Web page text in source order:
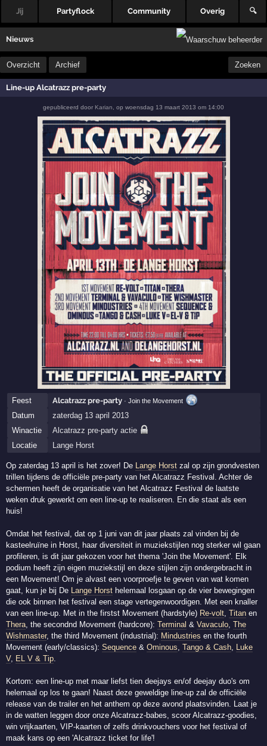
Jij Partyflock Community Overig 🔍
Nieuws
Overzicht Archief Zoeken
Line-up Alcatrazz pre-party
gepubliceerd door Karian op woensdag 13 maart 2013 om 14:00
Feest Alcatrazz pre-party · Join the Movement
Datum
zaterdag 13 april 2013
Winactie
Alcatrazz pre-party actie
Locatie
Lange Horst
Op zaterdag 13 april is het zover! De Lange Horst zal op zijn grondvesten
trillen tijdens de officiële pre-party van het Alcatrazz Festival. Achter de
schermen heeft de organisatie van het Alcatrazz Festival de laatste
weken druk gewerkt om een line-up te realiseren. En die staat als een
huis!
Omdat het festival, dat op 1 juni van dit jaar plaats zal vinden bij de
kasteelruïne in Horst, haar diversiteit in muziekstijlen nog sterker wil gaan
profileren, is dit jaar gekozen voor het thema 'Join the Movement'. Elk
podium heeft zijn eigen muziekstijl en deze stijlen zijn ondergebracht in
een Movement! Om je alvast een voorproefje te geven van wat komen
gaat, kun je bij De Lange Horst helemaal losgaan op de vier bewegingen
die ook binnen het festival een stage vertegenwoordigen. Met een knaller
van een line-up. Met in the firstst Movement (hardstyle) Re-volt ,Titan en
Thera , the secondnd Movement (hardcore):Terminal &Vavaculo ,The
Wishmaster, the third Movement (industrial): Mindustries en the fourth
Movement (early/classics):Sequence &Ominous ,Tango & Cash Luke
V, EL V & Tip
Kortom: een line-up met maar liefst tien deejays en/of deejay duo's om
helemaal op los te gaan! Naast deze geweldige line-up zal de officiële
release van de trailer en het anthem op deze avond plaatsvinden. Laat je
in de watten leggen door onze Alcatrazz-babes, scoor Alcatrazz-goodies,
win vrijkaarten, VIP-kaarten of zelfs drinkvouchers voor het festival of
maak kans op een 'Alcatrazz ticket for life'!